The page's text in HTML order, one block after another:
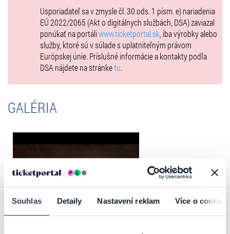
Souhlas Detaily Nastavení reklam Více o cookies
Usporiadateľ sa v zmysle čl. 30 ods. 1 písm. e) nariadenia
EÚ 2022/2065 (Akt o digitálnych službách, DSA) zaviazal
ponúkať na portáliwww.ticketportal.sk , iba výrobky alebo
služby, ktoré sú v súlade s uplatniteľným právom
Európskej únie. Príslušné informácie a kontakty podľa
DSA nájdete na stránketu.
GALÉRIA